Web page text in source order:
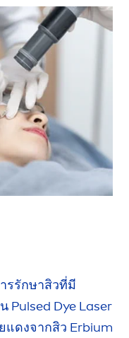
รรักษาสิวที่มี
Pulsed Dye Laser
แดงจากสิว Erbium